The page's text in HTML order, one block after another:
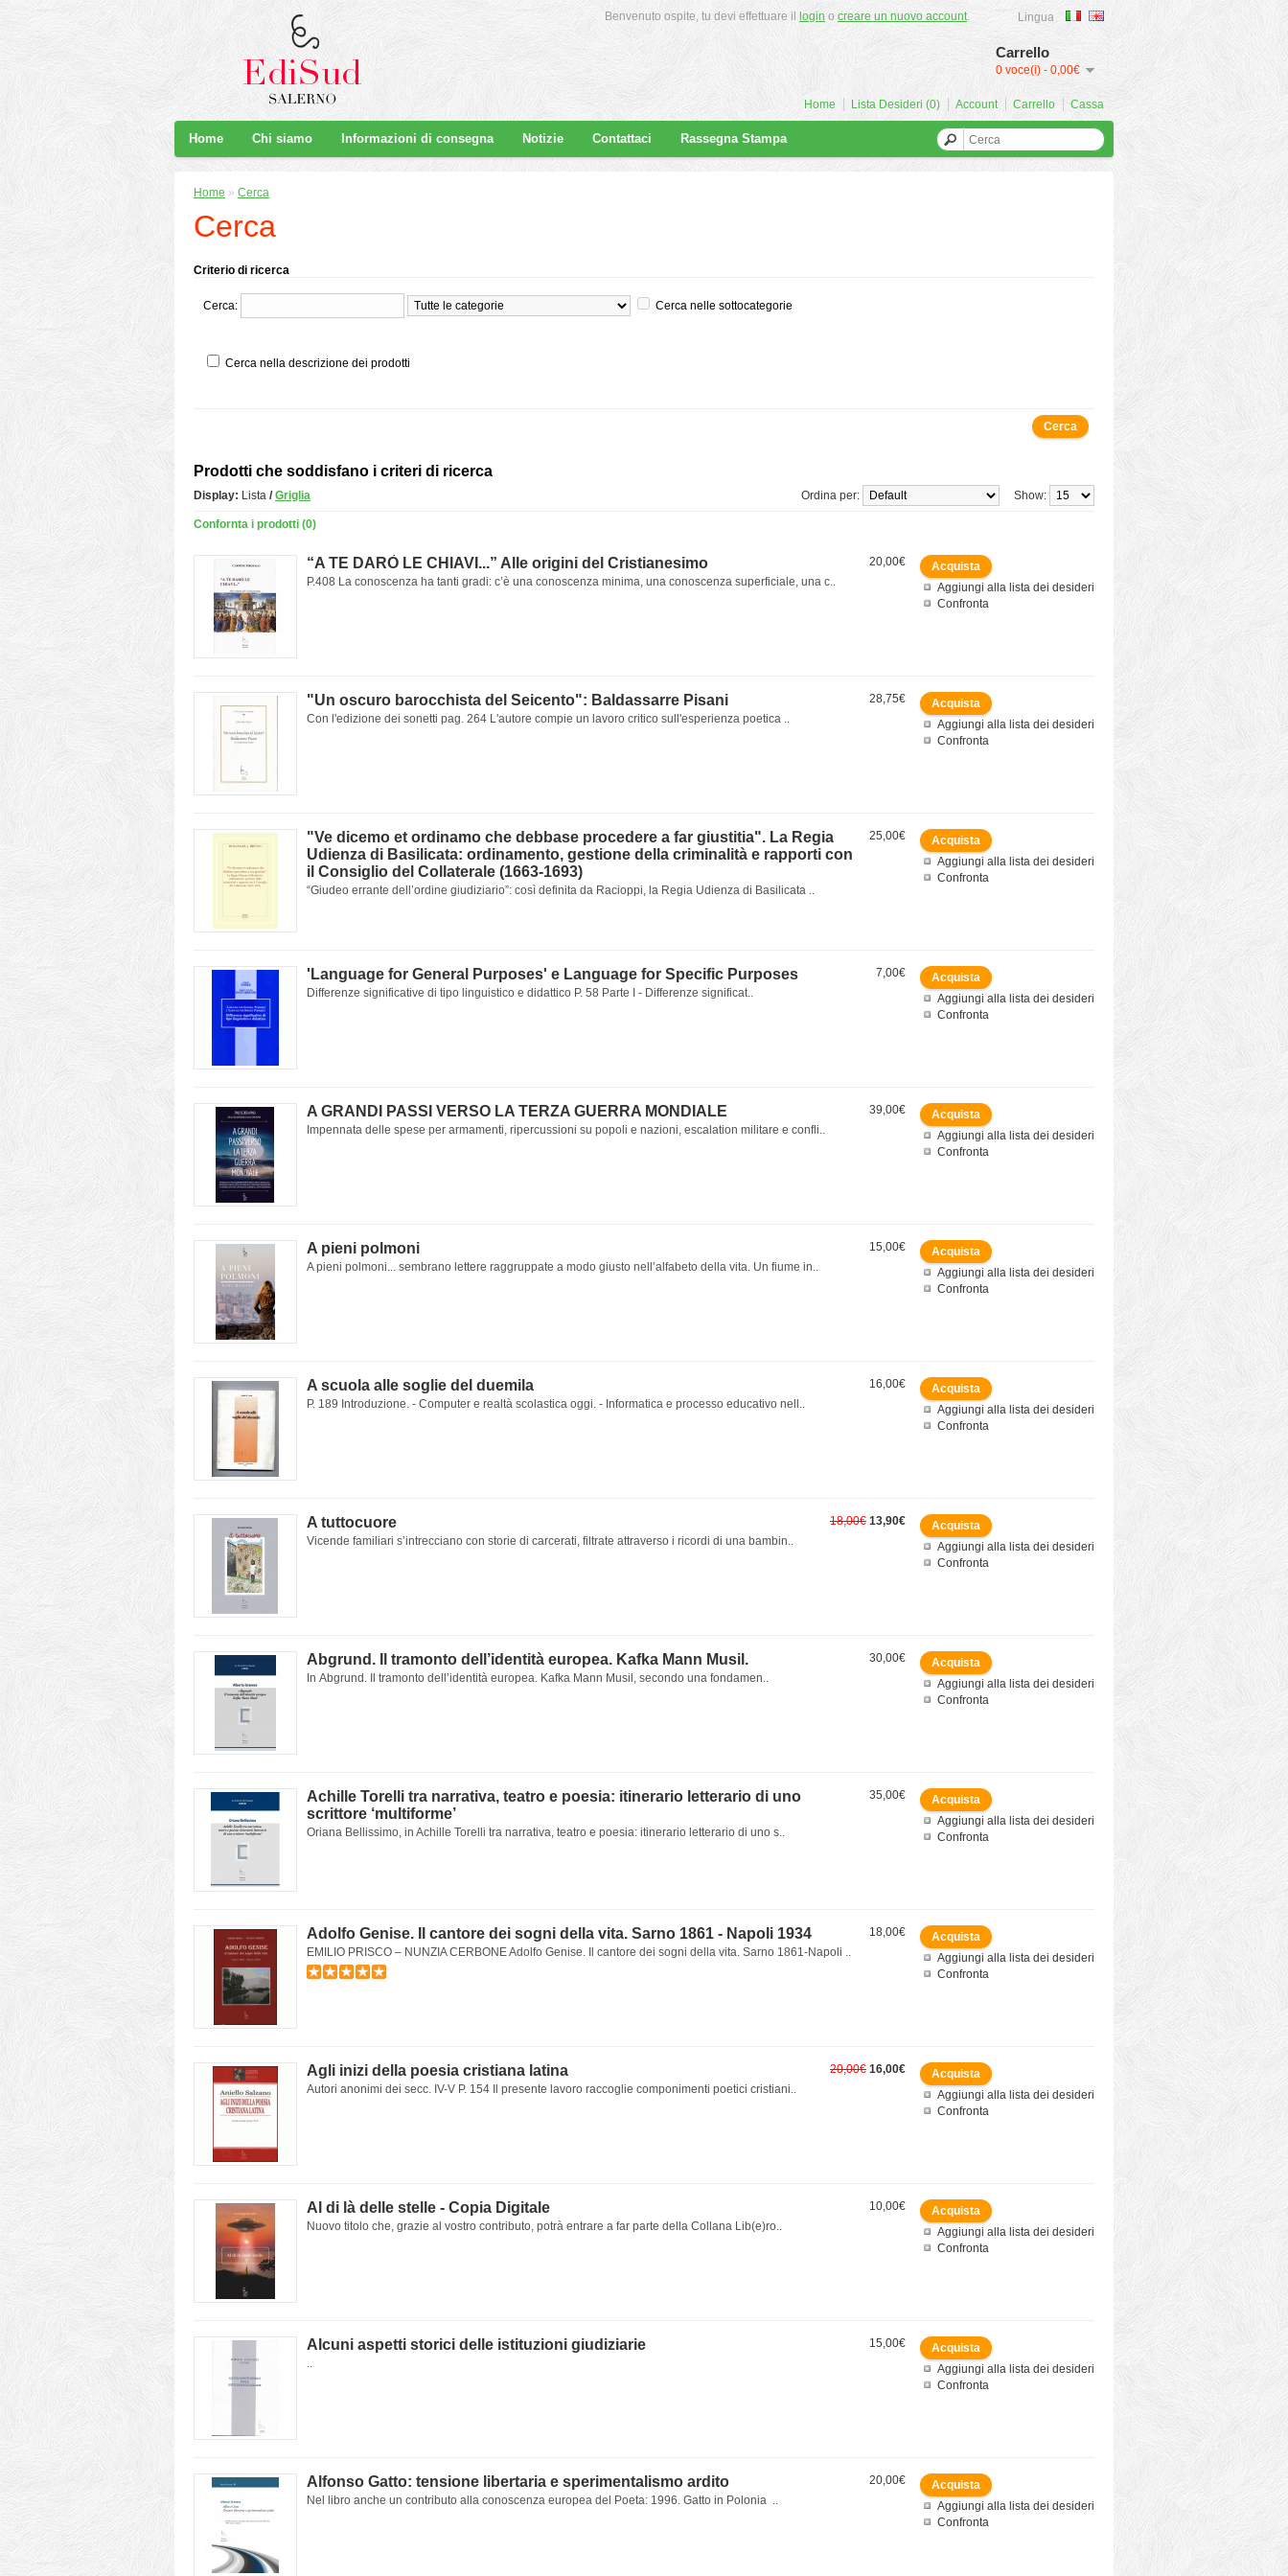
Lingua
Carrello
0 voce(i) - 0,00€
Benvenuto ospite, tu devi effettuare il login o creare un nuovo account.
Home Lista Desideri (0) Account Carrello Cassa
Home Chi siamo Informazioni di consegna Notizie Contattaci Rassegna Stampa
Home » Cerca
Cerca
Criterio di ricerca
Cerca: Cerca nelle sottocategorie
Cerca nella descrizione dei prodotti
Prodotti che soddisfano i criteri di ricerca
Display: Lista / Griglia Show:
Ordina per:
Confornta i prodotti (0)
Aggiungi alla lista dei desideri
Confronta
20,00€
“A TE DARÒ LE CHIAVI...” Alle origini del Cristianesimo
P.408 La conoscenza ha tanti gradi: c’è una conoscenza minima, una conoscenza superficiale, una c..
Aggiungi alla lista dei desideri
Confronta
28,75€
"Un oscuro barocchista del Seicento": Baldassarre Pisani
Con l'edizione dei sonetti pag. 264 L'autore compie un lavoro critico sull'esperienza poetica ..
Aggiungi alla lista dei desideri
Confronta
25,00€
"Ve dicemo et ordinamo che debbase procedere a far giustitia". La Regia
Udienza di Basilicata: ordinamento, gestione della criminalità e rapporti con
il Consiglio del Collaterale (1663-1693)
“Giudeo errante dell’ordine giudiziario”: così definita da Racioppi, la Regia Udienza di Basilicata ..
Aggiungi alla lista dei desideri
Confronta
7,00€
'Language for General Purposes' e Language for Specific Purposes
Differenze significative di tipo linguistico e didattico P. 58 Parte I - Differenze significat..
Aggiungi alla lista dei desideri
Confronta
39,00€
A GRANDI PASSI VERSO LA TERZA GUERRA MONDIALE
Impennata delle spese per armamenti, ripercussioni su popoli e nazioni, escalation militare e confli..
Aggiungi alla lista dei desideri
Confronta
15,00€
A pieni polmoni
A pieni polmoni... sembrano lettere raggruppate a modo giusto nell’alfabeto della vita. Un fiume in..
Aggiungi alla lista dei desideri
Confronta
16,00€
A scuola alle soglie del duemila
P. 189 Introduzione. - Computer e realtà scolastica oggi. - Informatica e processo educativo nell..
Aggiungi alla lista dei desideri
Confronta
18,00€ 13,90€
A tuttocuore
Vicende familiari s’intrecciano con storie di carcerati, filtrate attraverso i ricordi di una bambin..
Aggiungi alla lista dei desideri
Confronta
30,00€
Abgrund. Il tramonto dell’identità europea. Kafka Mann Musil.
In Abgrund. Il tramonto dell’identità europea. Kafka Mann Musil, secondo una fondamen..
Aggiungi alla lista dei desideri
Confronta
35,00€
Achille Torelli tra narrativa, teatro e poesia: itinerario letterario di uno
scrittore ‘multiforme’
Oriana Bellissimo, in Achille Torelli tra narrativa, teatro e poesia: itinerario letterario di uno s..
Aggiungi alla lista dei desideri
Confronta
18,00€
Adolfo Genise. Il cantore dei sogni della vita. Sarno 1861 - Napoli 1934
EMILIO PRISCO – NUNZIA CERBONE Adolfo Genise. Il cantore dei sogni della vita. Sarno 1861-Napoli ..
Aggiungi alla lista dei desideri
Confronta
20,00€ 16,00€
Agli inizi della poesia cristiana latina
Autori anonimi dei secc. IV-V P. 154 Il presente lavoro raccoglie componimenti poetici cristiani..
Aggiungi alla lista dei desideri
Confronta
10,00€
Al di là delle stelle - Copia Digitale
Nuovo titolo che, grazie al vostro contributo, potrà entrare a far parte della Collana Lib(e)ro..
Aggiungi alla lista dei desideri
Confronta
15,00€
Alcuni aspetti storici delle istituzioni giudiziarie
..
Aggiungi alla lista dei desideri
Confronta
20,00€
Alfonso Gatto: tensione libertaria e sperimentalismo ardito
Nel libro anche un contributo alla conoscenza europea del Poeta: 1996. Gatto in Polonia ..